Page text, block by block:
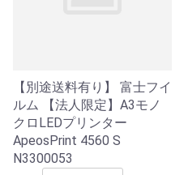
【別途送料有り】 富士フイ
ルム 【法人限定】A3モノ
クロLEDプリンター
ApeosPrint 4560 S
N3300053